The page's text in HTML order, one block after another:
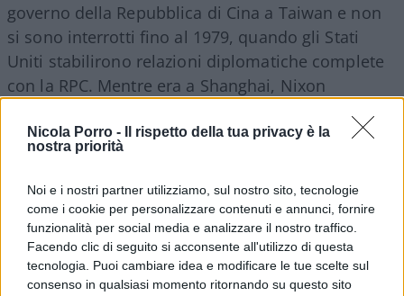
Nicola Porro -
Il rispetto della tua privacy è la
nostra priorità
Noi e i nostri partner utilizziamo, sul nostro sito, tecnologie
come i cookie per personalizzare contenuti e annunci, fornire
funzionalità per social media e analizzare il nostro traffico.
Facendo clic di seguito si acconsente all'utilizzo di questa
tecnologia. Puoi cambiare idea e modificare le tue scelte sul
consenso in qualsiasi momento ritornando su questo sito
governo della Repubblica di Cina a Taiwan e non
si sono interrotti fino al 1979, quando gli Stati
Uniti stabilirono relazioni diplomatiche complete
con la RPC. Mentre era a Shanghai, Nixon
mondo, quello che abbiamo detto in quel
comunicato non è così importante come quello
che faremo negli anni a venire per costruire un
ponte attraverso 16.000 miglia e ventidue anni di
ostilità che ci hanno diviso in passato. E quello